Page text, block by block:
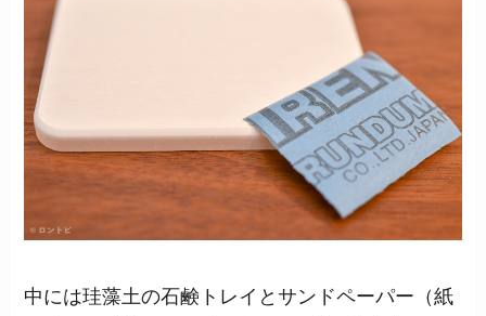
中には珪藻土の石鹸トレイとサンドペーパー（紙